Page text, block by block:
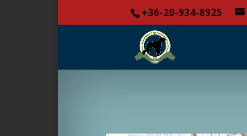
+36-20-934-8925